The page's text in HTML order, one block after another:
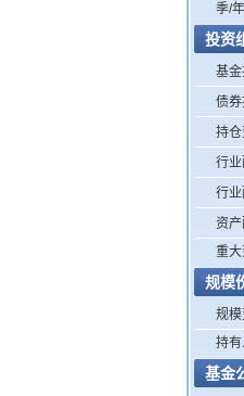
季/
投资
基
债
持
行业
行
资产
重
规模
规
持
基金